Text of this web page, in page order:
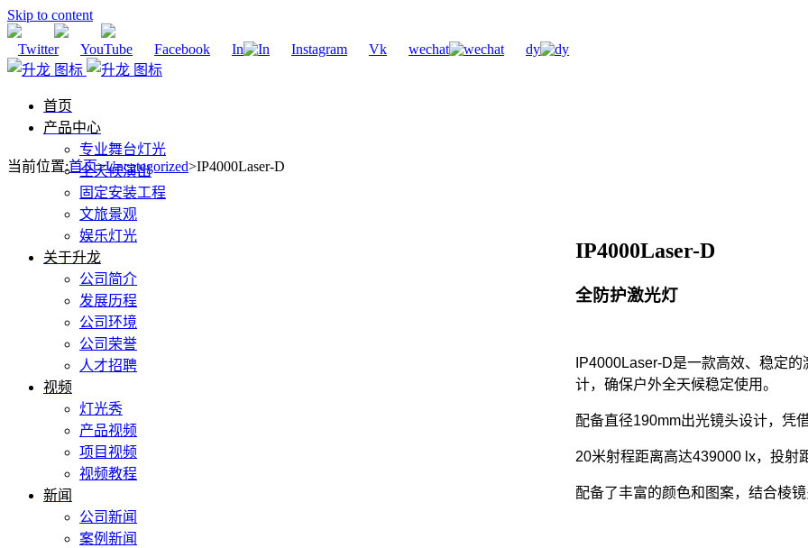
Skip to content
Twitter YouTube Facebook In Instagram Vk wechat dy
首页
产品中心
专业舞台灯光
全天候演出
固定安装工程
文旅景观
娱乐灯光
关于升龙
公司简介
发展历程
公司环境
公司荣誉
人才招聘
视频
灯光秀
产品视频
项目视频
视频教程
新闻
公司新闻
案例新闻
当前位置:首页>Uncategorized>IP4000Laser-D
IP4000Laser-D
全防护激光灯
IP4000Laser-D是一款高效、稳定
计，确保户外全天候稳定使用。
配备直径190mm出光镜头设计，凭
20米射程距离高达439000 lx，投射
配备了丰富的颜色和图案，结合棱